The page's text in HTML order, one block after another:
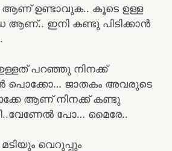
ആണ് ഉണ്ടാവുക.. കൂടെ ഉള്ള
ആണ്.. ഇനി കണ്ടു പിടിക്കാൻ
പറഞ്ഞു നിനക്ക്
പൊക്കോ… ജാതകം അവരുടെ
ആണ് നിനക്ക് കണ്ടു
പോ… മൈരേ..
വെറുപ്പും